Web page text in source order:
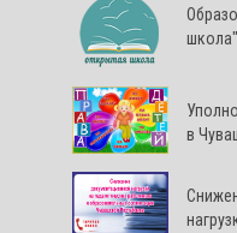
школа"
в